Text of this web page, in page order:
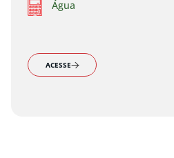
Água
ACESSE